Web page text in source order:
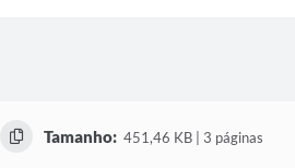
Tamanho: 451,46 KB | 3 páginas